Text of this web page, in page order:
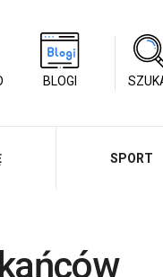
BLOGI
SPORT